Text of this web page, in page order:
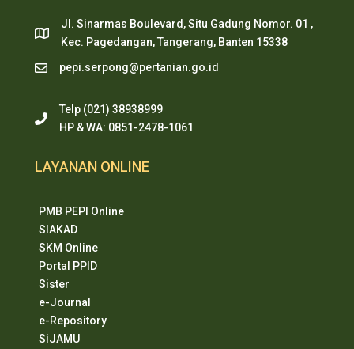
Jl. Sinarmas Boulevard, Situ Gadung Nomor. 01 ,
Kec. Pagedangan, Tangerang, Banten 15338
pepi.serpong@pertanian.go.id
Telp (021) 38938999
HP & WA: 0851-2478-1061
LAYANAN ONLINE
PMB PEPI Online
SIAKAD
SKM Online
Portal PPID
Sister
e-Journal
e-Repository
SiJAMU